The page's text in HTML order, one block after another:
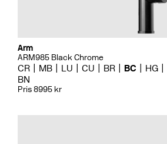
Arm
ARM985 Black Chrome
CR MB LU CU BR BC HG
BN
Pris 8995 kr